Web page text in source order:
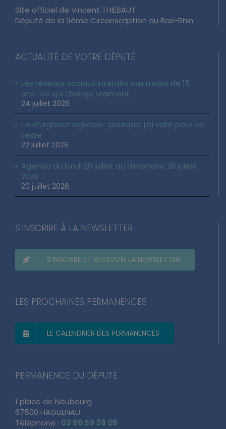
Site officiel de Vincent THIÉBAUT
Député de la 9ème Circonscription du Bas-Rhin.
ACTUALITÉ DE VOTRE DÉPUTÉ
Les réseaux sociaux interdits aux moins de 15
ans : ce qui change vraiment
24 juillet 2026
Loi d’urgence agricole : pourquoi j’ai voté pour ce
texte
22 juillet 2026
Agenda du lundi 20 juillet au dimanche 26 juillet
2026
20 juillet 2026
S’INSCRIRE À LA NEWSLETTER
S’INSCRIRE ET RECEVOIR LA NEWSLETTER
LES PROCHAINES PERMANENCES
LE CALENDRIER DES PERMANENCES
PERMANENCE DU DÉPUTÉ
1 place de Neubourg
67500 HAGUENAU